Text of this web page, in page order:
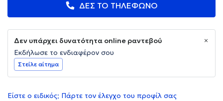
ΔΕΣ ΤΟ ΤΗΛΕΦΩΝΟ
Δεν υπάρχει δυνατότητα online ραντεβού
Εκδήλωσε το ενδιαφέρον σου
Στείλε αίτημα
Είστε ο ειδικός; Πάρτε τον έλεγχο του προφίλ σας